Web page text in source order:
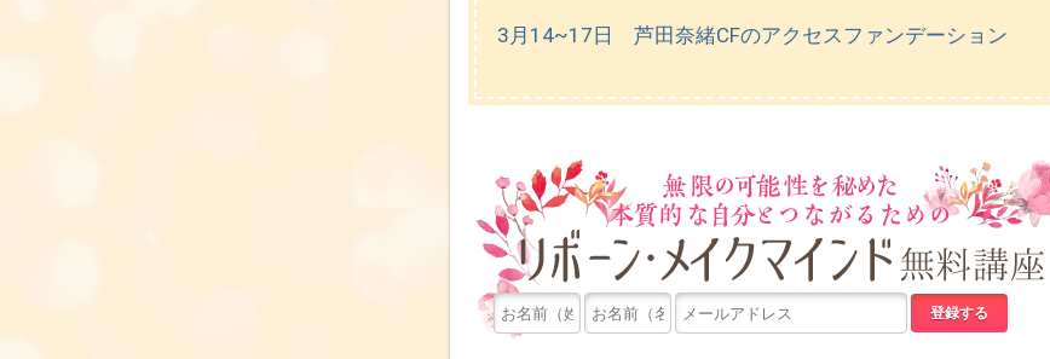
3月14~17日 芦田奈緒CFのアクセスファンデーション